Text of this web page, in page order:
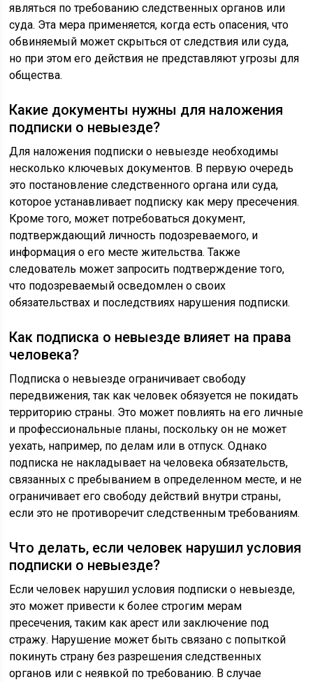
являться по требованию следственных органов или
суда. Эта мера применяется, когда есть опасения, что
обвиняемый может скрыться от следствия или суда,
но при этом его действия не представляют угрозы для
общества.
Какие документы нужны для наложения
подписки о невыезде?
Для наложения подписки о невыезде необходимы
несколько ключевых документов. В первую очередь
это постановление следственного органа или суда,
которое устанавливает подписку как меру пресечения.
Кроме того, может потребоваться документ,
подтверждающий личность подозреваемого, и
информация о его месте жительства. Также
следователь может запросить подтверждение того,
что подозреваемый осведомлен о своих
обязательствах и последствиях нарушения подписки.
Как подписка о невыезде влияет на права
человека?
Подписка о невыезде ограничивает свободу
передвижения, так как человек обязуется не покидать
территорию страны. Это может повлиять на его личные
и профессиональные планы, поскольку он не может
уехать, например, по делам или в отпуск. Однако
подписка не накладывает на человека обязательств,
связанных с пребыванием в определенном месте, и не
ограничивает его свободу действий внутри страны,
если это не противоречит следственным требованиям.
Что делать, если человек нарушил условия
подписки о невыезде?
Если человек нарушил условия подписки о невыезде,
это может привести к более строгим мерам
пресечения, таким как арест или заключение под
стражу. Нарушение может быть связано с попыткой
покинуть страну без разрешения следственных
органов или с неявкой по требованию. В случае